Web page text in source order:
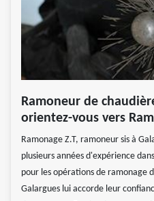
Ramoneur de
orientez-vous vers
Ramonage Z.T, ramoneur sis à
plusieurs années d'expérience
pour les opérations de ramonage
Galargues lui accorde leur